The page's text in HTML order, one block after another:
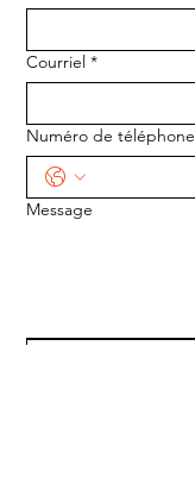
Courriel *
Numéro de téléphone
Message